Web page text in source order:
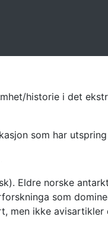
historie i det
som har
Eldre norske
som
men ikke avisartikler